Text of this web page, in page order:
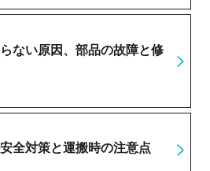
ない原因、部品の故障と修
全対策と運搬時の注意点